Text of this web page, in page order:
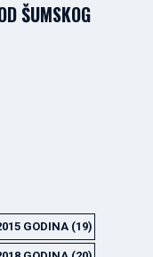
ŠUMSKOG
GODINA (19)